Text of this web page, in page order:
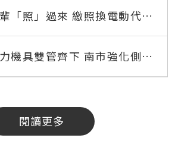
過來 繳照換電動代步
8,000元
機具雙管齊下 南市強化側溝
閱讀更多